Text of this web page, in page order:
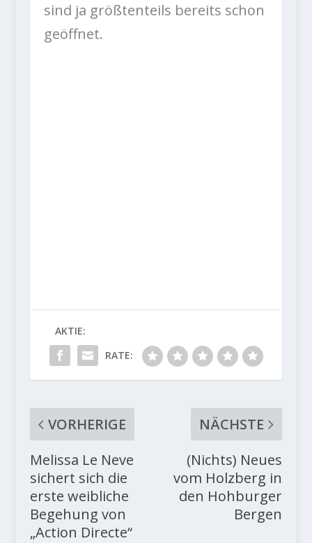
sind ja größtenteils bereits schon
geöffnet.
AKTIE:
RATE:
VORHERIGE
Melissa Le Neve
sichert sich die
erste weibliche
Begehung von
„Action Directe“
NÄCHSTE
(Nichts) Neues
vom Holzberg in
den Hohburger
Bergen